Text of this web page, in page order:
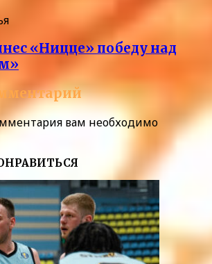
«Ницце» победу над
вам необходимо